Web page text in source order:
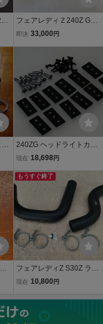
フェアレディＺ240Z Gノ
ーズ 旧車 ダットサンＵＳ
箱付 日産S30Z S31Z 240
ZG 432 DATUN
即決 33,000 円
レ
240ZG ヘッドライトカバ
ー補修用ネジ 12個セット
0Z S31Z Z432 旧車 ラン
プ フェアレディZ 日産 パ
ーツ
現在 18,698円
L
もうすぐ終了
フェアレディZ S30Z ラジ
エーターホースセット 日
Uキャブレター ダットサ
ン 240ZG DATSUN
現在 10,800 円